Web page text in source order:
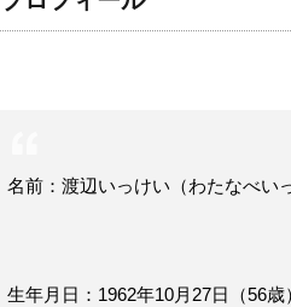
名前：渡辺いっけい（わたなべい
生年月日：1962年10月27日（56歳